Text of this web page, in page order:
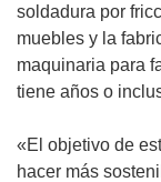
soldadura por
muebles y la
maquinaria para
tiene años o
«El objetivo de
hacer más